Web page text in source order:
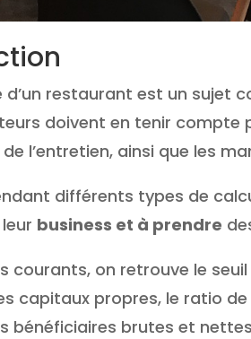
d’un restaurant est un sujet
doivent en tenir compte
l’entretien, ainsi que les
différents types de
business et à prendre
courants, on retrouve le
capitaux propres, le ratio
bénéficiaires brutes et